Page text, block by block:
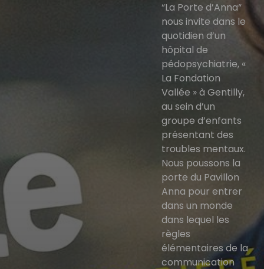
“La Porte d’Anna“
nous invite dans le
quotidien d’un
hôpital de
pédopsychiatrie, «
La Fondation
Vallée » à Gentilly,
au sein d’un
groupe d’enfants
présentant des
troubles mentaux.
Nous poussons la
porte du Pavillon
Anna pour entrer
dans un monde
dans lequel les
règles
élémentaires de la
communication